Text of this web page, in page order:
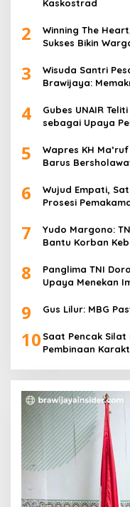
Kaskostrad
2
Winning The
Sukses Bikin
3
Wisuda Santri
Brawijaya:
4
Gubes UNAIR
sebagai Upaya
5
Wapres KH
Barus
6
Wujud Empati,
Prosesi
7
Yudo Margono:
Bantu Korban
8
Panglima TNI
Upaya Menekan
9 Gus Lilur: MBG
10 Saat Pencak
Pembinaan